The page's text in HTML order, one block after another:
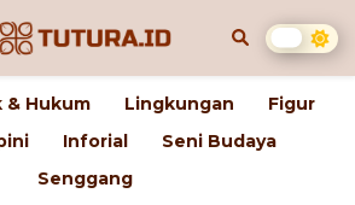
& Hukum Lingkungan
Figur
Inforial
Seni Budaya
Senggang